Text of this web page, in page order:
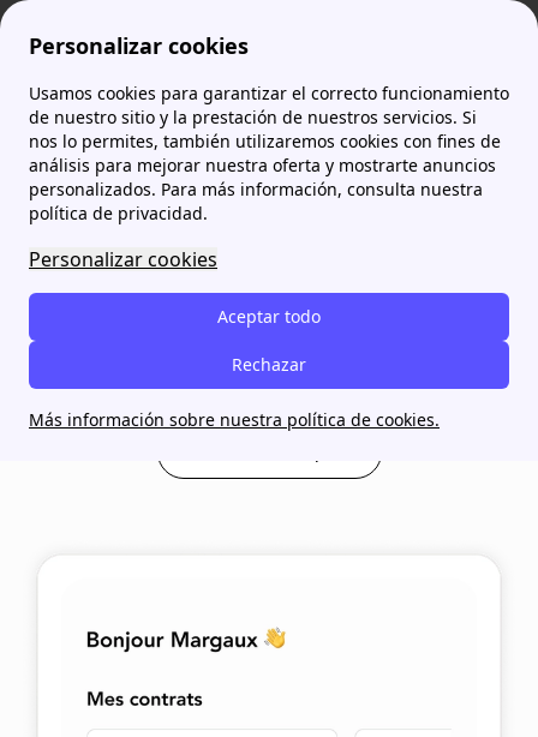
Personalizar cookies
Usamos cookies para garantizar el correcto funcionamiento
de nuestro sitio y la prestación de nuestros servicios. Si
nos lo permites, también utilizaremos cookies con fines de
análisis para mejorar nuestra oferta y mostrarte anuncios
personalizados. Para más información, consulta nuestra
política de privacidad.
Personalizar cookies
Aceptar todo
Rechazar
Más información sobre nuestra política de cookies.
La gestión de tus
contratos,por fin
simplificada.
papernest centraliza tus contratos y reduce tus facturas en
un solo lugar.
100% gratis, sin compromiso.